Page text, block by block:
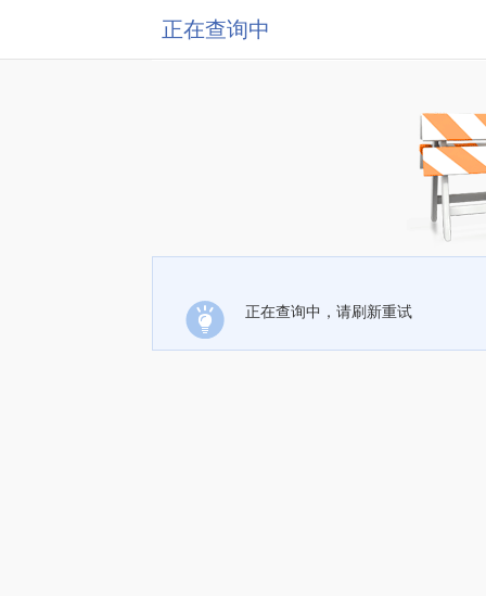
正在查询中
正在查询中，请刷新重试